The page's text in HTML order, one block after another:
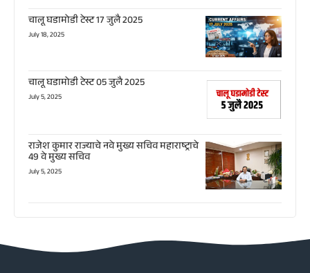
चालू घडामोडी टेस्ट 17 जुलै 2025
July 18, 2025
चालू घडामोडी टेस्ट 05 जुलै 2025
July 5, 2025
राजेश कुमार राज्याचे नवे मुख्य सचिव महाराष्ट्राचे
49 वे मुख्य सचिव
July 5, 2025